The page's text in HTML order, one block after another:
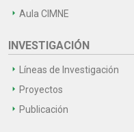
Aula CIMNE
INVESTIGACIÓN
Líneas de Investigación
Proyectos
Publicación